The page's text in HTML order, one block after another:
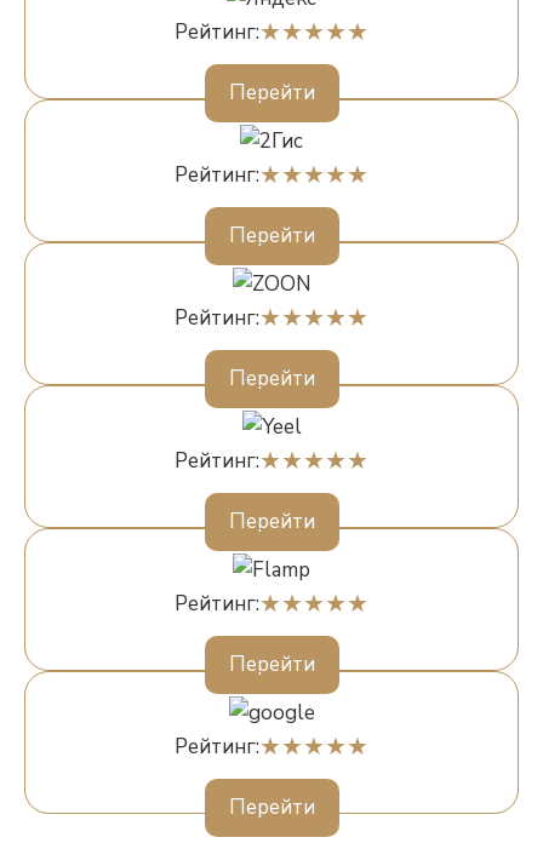
Рейтинг:
Перейти
Рейтинг:
Перейти
Рейтинг:
Перейти
Рейтинг:
Перейти
Рейтинг:
Перейти
Рейтинг:
Перейти